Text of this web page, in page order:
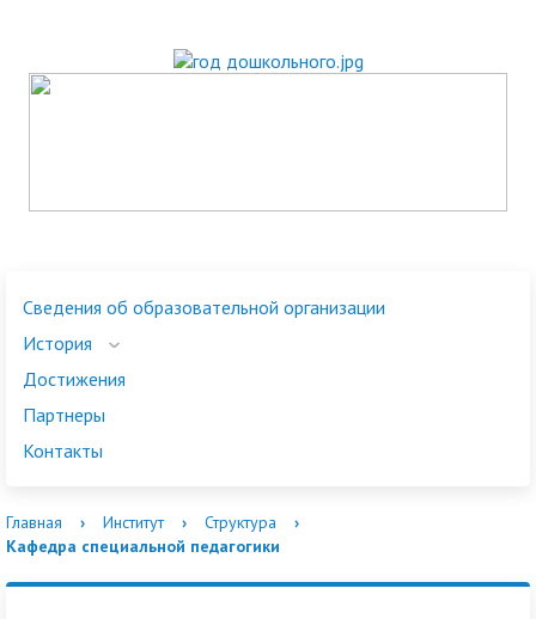
Сведения об образовательной организации
История
Достижения
Партнеры
Контакты
Главная › Институт › Структура
›
Кафедра специальной педагогики